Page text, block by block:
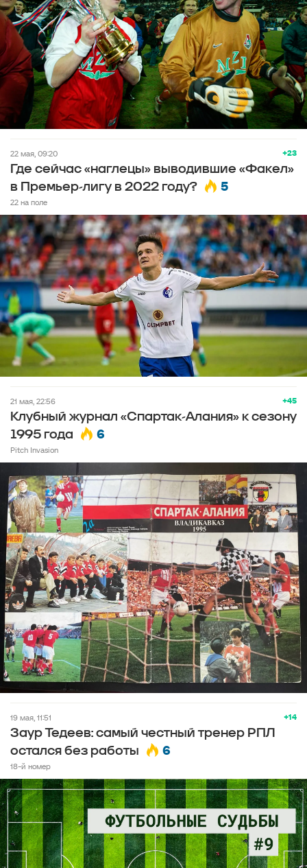
+23
22 мая, 09:20
Где сейчас «наглецы» выводившие «Факел»
в Премьер-лигу в 2022 году?
5
22 на поле
+45
21 мая, 22:56
Клубный журнал «Спартак-Алания» к сезону
1995 года
6
Pitch Invasion
+14
19 мая, 11:51
Заур Тедеев: самый честный тренер РПЛ
остался без работы
6
18-й номер